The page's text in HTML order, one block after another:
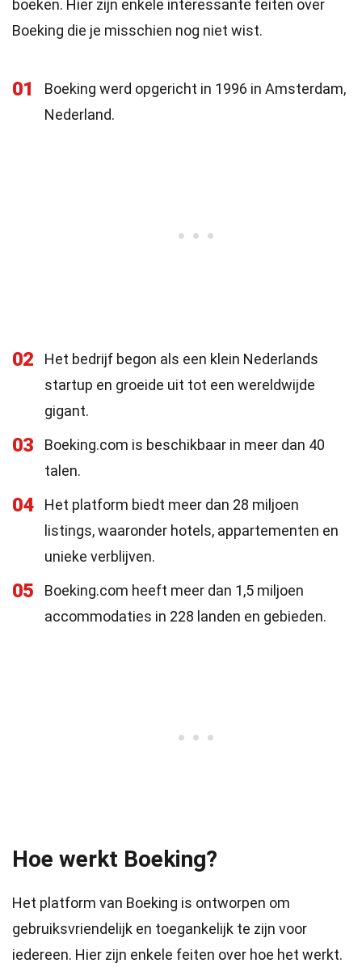
boeken. Hier zijn enkele interessante feiten over
Boeking die je misschien nog niet wist.
01
Boeking werd opgericht in 1996 in Amsterdam,
Nederland.
02
Het bedrijf begon als een klein Nederlands
startup en groeide uit tot een wereldwijde
gigant.
03
Boeking.com is beschikbaar in meer dan 40
talen.
04
Het platform biedt meer dan 28 miljoen
listings, waaronder hotels, appartementen en
unieke verblijven.
05
Boeking.com heeft meer dan 1,5 miljoen
accommodaties in 228 landen en gebieden.
Hoe werkt Boeking?
Het platform van Boeking is ontworpen om
gebruiksvriendelijk en toegankelijk te zijn voor
iedereen. Hier zijn enkele feiten over hoe het werkt.